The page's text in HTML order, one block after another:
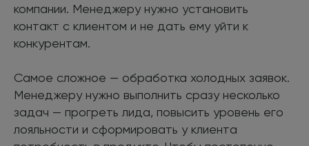
компании. Менеджеру нужно установить
контакт с клиентом и не дать ему уйти к
конкурентам.
Самое сложное — обработка холодных заявок.
Менеджеру нужно выполнить сразу несколько
задач — прогреть лида, повысить уровень его
лояльности и сформировать у клиента